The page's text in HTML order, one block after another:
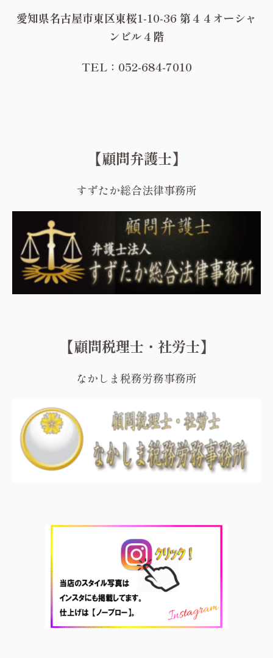
愛知県名古屋市東区東桜1-10-36 第４４オーシャ
ンビル４階
TEL：052-684-7010
【顧問弁護士】
すずたか総合法律事務所
【顧問税理士・社労士】
なかしま税務労務事務所